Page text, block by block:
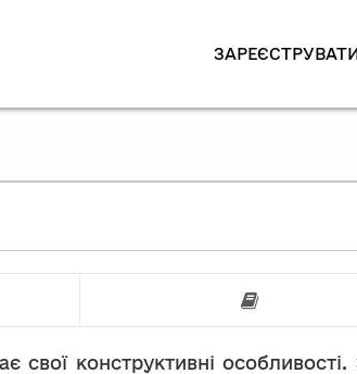
Тест на попередні знання
конструктивні особливості.